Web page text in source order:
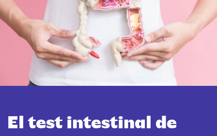
El test intestinal de